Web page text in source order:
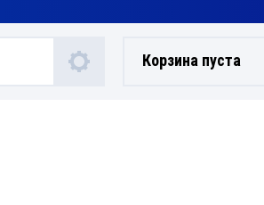
Корзина пуста